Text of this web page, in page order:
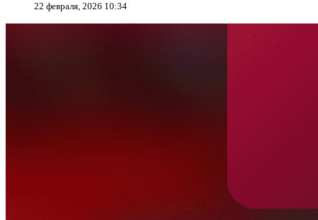
22 февраля, 2026 10:34